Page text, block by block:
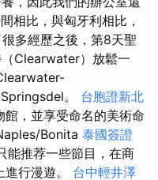
相比，與匈牙利相比，
多經歷之後，第8天聖
Clearwater）放鬆一
。 台胞證新北
，並享受命名的美術命
Bonita 泰國簽證
能推荐一些節目，在商
行漫遊。 台中輕井澤